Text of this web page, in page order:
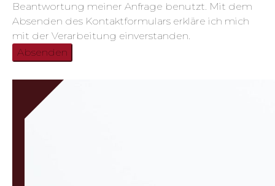
Beantwortung meiner Anfrage benutzt. Mit dem
Absenden des Kontaktformulars erkläre ich mich
mit der Verarbeitung einverstanden.